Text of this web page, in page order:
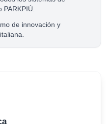
de innovación y